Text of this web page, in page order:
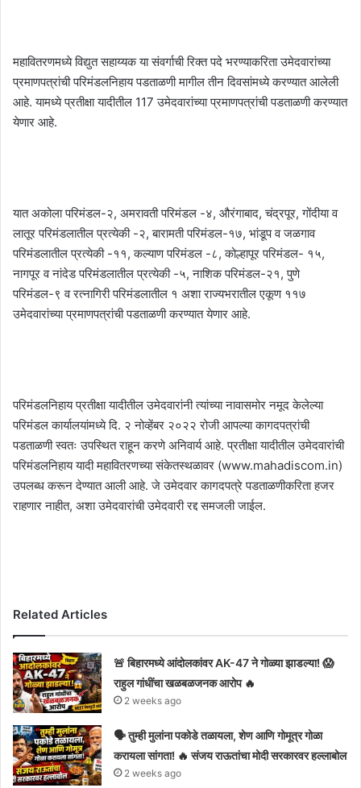
महावितरणमध्ये विद्युत सहाय्यक या संवर्गाची रिक्त पदे भरण्याकरिता उमेदवारांच्या
प्रमाणपत्रांची परिमंडलनिहाय पडताळणी मागील तीन दिवसांमध्ये करण्यात आलेली
आहे. यामध्ये प्रतीक्षा यादीतील 117 उमेदवारांच्या प्रमाणपत्रांची पडताळणी करण्यात
येणार आहे.
यात अकोला परिमंडल-२, अमरावती परिमंडल -४, औरंगाबाद, चंद्रपूर, गोंदीया व
लातूर परिमंडलातील प्रत्येकी -२, बारामती परिमंडल-१७, भांडूप व जळगाव
परिमंडलातील प्रत्येकी -११, कल्याण परिमंडल -८, कोल्हापूर परिमंडल- १५,
नागपूर व नांदेड परिमंडलातील प्रत्येकी -५, नाशिक परिमंडल-२१, पुणे
परिमंडल-९ व रत्नागिरी परिमंडलातील १ अशा राज्यभरातील एकूण ११७
उमेदवारांच्या प्रमाणपत्रांची पडताळणी करण्यात येणार आहे.
परिमंडलनिहाय प्रतीक्षा यादीतील उमेदवारांनी त्यांच्या नावासमोर नमूद केलेल्या
परिमंडल कार्यालयांमध्ये दि. २ नोव्हेंबर २०२२ रोजी आपल्या कागदपत्रांची
पडताळणी स्वतः उपस्थित राहून करणे अनिवार्य आहे. प्रतीक्षा यादीतील उमेदवारांची
परिमंडलनिहाय यादी महावितरणच्या संकेतस्थळावर (www.mahadiscom.in)
उपलब्ध करून देण्यात आली आहे. जे उमेदवार कागदपत्रे पडताळणीकरिता हजर
राहणार नाहीत, अशा उमेदवारांची उमेदवारी रद्द समजली जाईल.
Related Articles
🚨 बिहारमध्ये आंदोलकांवर AK-47 ने गोळ्या झाडल्या! 😱
राहुल गांधींचा खळबळजनक आरोप 🔥
2 weeks ago
🗣️ तुम्ही मुलांना पकोडे तळायला, शेण आणि गोमूत्र गोळा
करायला सांगता! 🔥 संजय राऊतांचा मोदी सरकारवर हल्लाबोल
2 weeks ago